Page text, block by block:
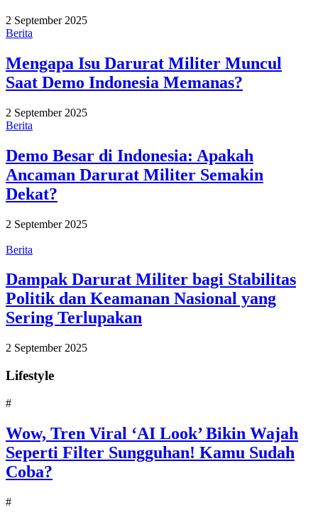
2 September 2025
Berita
Mengapa Isu Darurat Militer Muncul
Saat Demo Indonesia Memanas?
2 September 2025
Berita
Demo Besar di Indonesia: Apakah
Ancaman Darurat Militer Semakin
Dekat?
2 September 2025
Berita
Dampak Darurat Militer bagi Stabilitas
Politik dan Keamanan Nasional yang
Sering Terlupakan
2 September 2025
Lifestyle
#
Wow, Tren Viral ‘AI Look’ Bikin Wajah
Seperti Filter Sungguhan! Kamu Sudah
Coba?
#